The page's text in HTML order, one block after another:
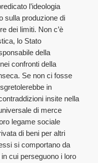
l’ideologia
sulla produzione di
dei limiti. Non c’è
lo Stato
della
confronti della
Se non ci fosse
in
insite nella
di merce
legame sociale
di beni per altri
si comportano da
cui perseguono i loro